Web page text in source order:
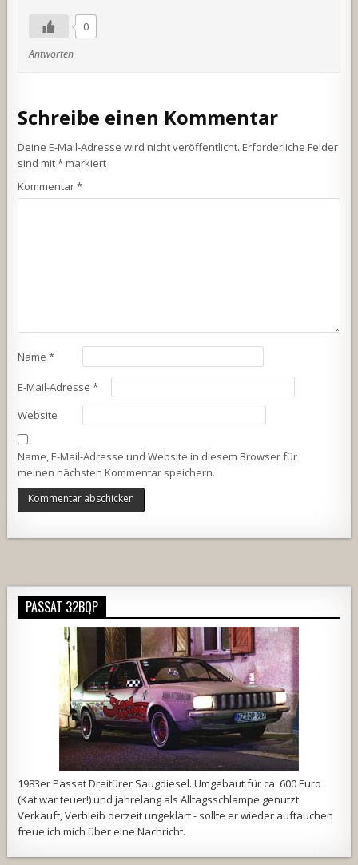
0
Antworten
Schreibe einen Kommentar
Deine E-Mail-Adresse wird nicht veröffentlicht. Erforderliche Felder
sind mit*markiert
Kommentar*
Name*
E-Mail-Adresse*
Website
Name, E-Mail-Adresse und Website in diesem Browser für
meinen nächsten Kommentar speichern.
PASSAT 32BQP
1983er Passat Dreitürer Saugdiesel. Umgebaut für ca. 600 Euro
(Kat war teuer!) und jahrelang als Alltagsschlampe genutzt.
Verkauft, Verbleib derzeit ungeklärt - sollte er wieder auftauchen
freue ich mich über eine Nachricht.